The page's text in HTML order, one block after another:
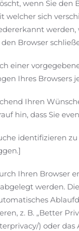
wenn Sie den
welcher sich
Browser
einer
Ihres Browsers
Ihren
hin, dass Sie
identifizieren
Ihren Browser
werden.
z. B. „Better
) oder